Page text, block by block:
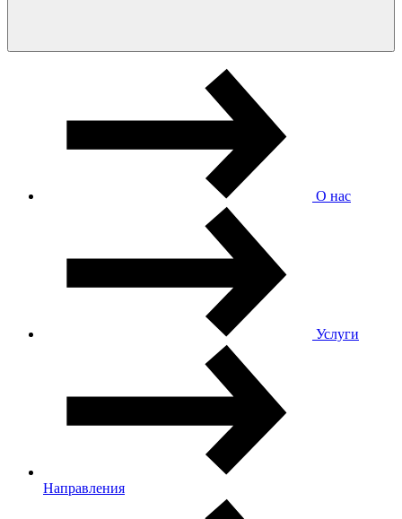
О нас
Услуги
Направления